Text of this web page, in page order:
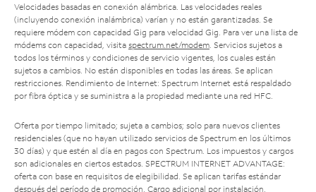
Velocidades basadas en conexión alámbrica. Las velocidades reales
(incluyendo conexión inalámbrica) varían y no están garantizadas. Se
requiere módem con capacidad Gig para velocidad Gig. Para ver una lista de
módems con capacidad, visita spectrum.net/modem . Servicios sujetos a
todos los términos y condiciones de servicio vigentes, los cuales están
sujetos a cambios. No están disponibles en todas las áreas. Se aplican
restricciones. Rendimiento de Internet: Spectrum Internet está respaldado
por fibra óptica y se suministra a la propiedad mediante una red HFC.
Oferta por tiempo limitado; sujeta a cambios; solo para nuevos clientes
residenciales (que no hayan utilizado servicios de Spectrum en los últimos
30 días) y que estén al día en pagos con Spectrum. Los impuestos y cargos
son adicionales en ciertos estados. SPECTRUM INTERNET ADVANTAGE:
oferta con base en requisitos de elegibilidad. Se aplican tarifas estándar
después del período de promoción. Cargo adicional por instalación.